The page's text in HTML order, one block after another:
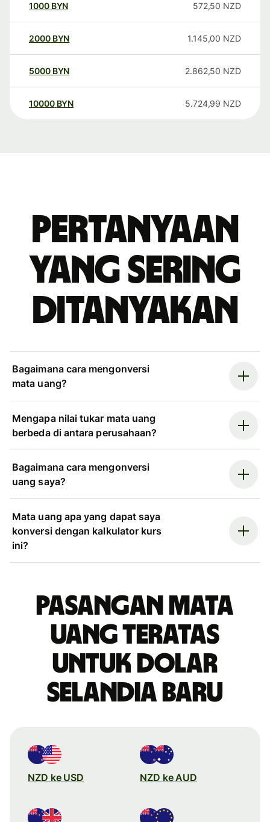
1000 BYN 572,50 NZD
2000 BYN 1.145,00 NZD
5000 BYN 2.862,50 NZD
10000 BYN 5.724,99 NZD
Pertanyaan
yang sering
ditanyakan
Bagaimana cara mengonversi
mata uang?
Mengapa nilai tukar mata uang
berbeda di antara perusahaan?
Bagaimana cara mengonversi
uang saya?
Mata uang apa yang dapat saya
konversi dengan kalkulator kurs
ini?
Pasangan mata
uang teratas
untuk dolar
Selandia Baru
NZD ke USD NZD ke AUD